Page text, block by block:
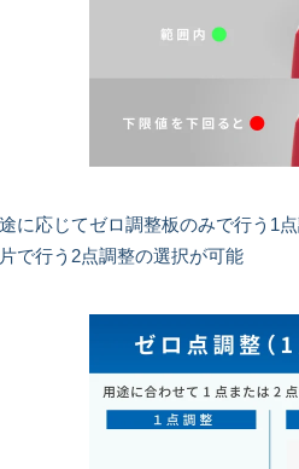
に応じてゼロ調整板のみで行う1
で行う2点調整の選択が可能